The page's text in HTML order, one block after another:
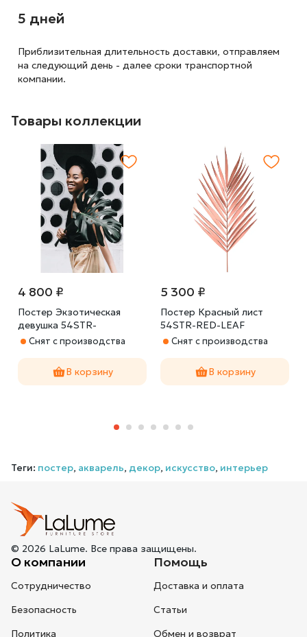
5 дней
Приблизительная длительность доставки, отправляем
на следующий день - далее сроки транспортной
компании.
Товары коллекции
4 800 ₽
Постер Экзотическая
девушка 54STR-
EXOTICGIRL
Снят с производства
В корзину
5 300 ₽
Постер Красный лист
54STR-RED-LEAF
Снят с производства
В корзину
Теги: постер, акварель, декор, искусство, интерьер
© 2026 LaLume. Все права защищены.
О компании
Сотрудничество
Безопасность
Политика
Помощь
Доставка и оплата
Статьи
Обмен и возврат